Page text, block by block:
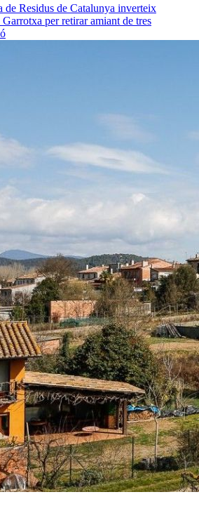
de Residus de Catalunya inverteix
per retirar amiant de tres